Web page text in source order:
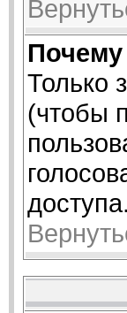
Почему
Только
(чтобы
доступа.